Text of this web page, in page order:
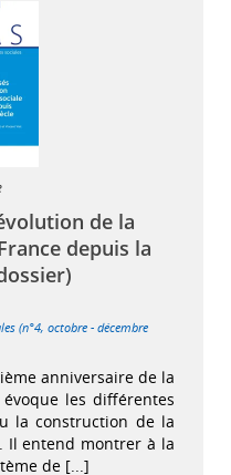
de la
depuis la
(n°4, octobre - décembre
anniversaire de la
les différentes
la construction de la
Il entend montrer à la
de [...]